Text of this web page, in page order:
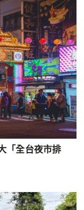
「全台夜市排